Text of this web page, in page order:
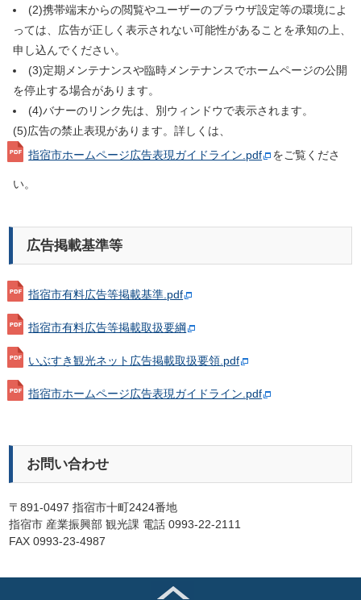
(2)携帯端末からの閲覧やユーザーのブラウザ設定等の環境によ
っては、広告が正しく表示されない可能性があることを承知の上、
申し込んでください。
(3)定期メンテナンスや臨時メンテナンスでホームページの公開
を停止する場合があります。
(4)バナーのリンク先は、別ウィンドウで表示されます。
(5)広告の禁止表現があります。詳しくは、
指宿市ホームページ広告表現ガイドライン.pdf
をご覧くださ
い。
広告掲載基準等
指宿市有料広告等掲載基準.pdf
指宿市有料広告等掲載取扱要綱
いぶすき観光ネット広告掲載取扱要領.pdf
指宿市ホームページ広告表現ガイドライン.pdf
お問い合わせ
〒891-0497 指宿市十町2424番地
指宿市 産業振興部 観光課 電話 0993-22-2111
FAX 0993-23-4987